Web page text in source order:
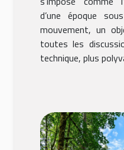
d’une époque
mouvement, un
toutes les
technique, plus